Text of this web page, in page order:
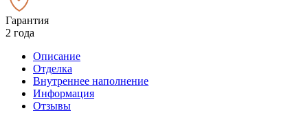
Гарантия
2 года
Описание
Отделка
Внутреннее наполнение
Информация
Отзывы